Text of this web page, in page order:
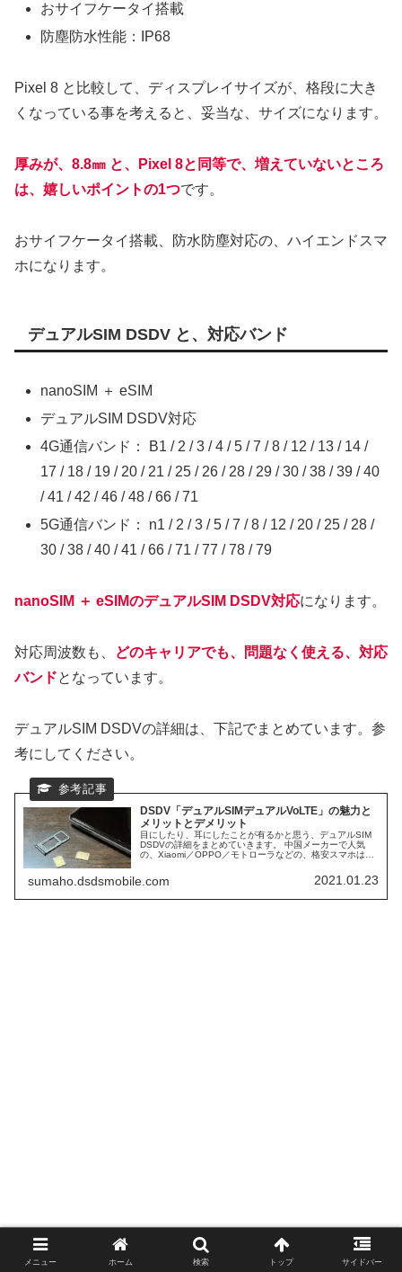
おサイフケータイ搭載
防塵防水性能：IP68
Pixel 8 と比較して、ディスプレイサイズが、格段に大き
くなっている事を考えると、妥当な、サイズになります。
厚みが、8.8㎜ と、Pixel 8と同等で、増えていないところ
は、嬉しいポイントの1つです。
おサイフケータイ搭載、防水防塵対応の、ハイエンドスマ
ホになります。
デュアルSIM DSDV と、対応バンド
nanoSIM ＋ eSIM
デュアルSIM DSDV対応
4G通信バンド： B1 / 2 / 3 / 4 / 5 / 7 / 8 / 12 / 13 / 14 /
17 / 18 / 19 / 20 / 21 / 25 / 26 / 28 / 29 / 30 / 38 / 39 / 40
/ 41 / 42 / 46 / 48 / 66 / 71
5G通信バンド： n1 / 2 / 3 / 5 / 7 / 8 / 12 / 20 / 25 / 28 /
30 / 38 / 40 / 41 / 66 / 71 / 77 / 78 / 79
nanoSIM ＋ eSIMのデュアルSIM DSDV対応になります。
対応周波数も、
どのキャリアでも、問題なく使える、対応
バンドとなっています。
デュアルSIM DSDVの詳細は、下記でまとめています。参
考にしてください。
DSDV「デュアルSIMデュアルVoLTE」の魅力と
メリットとデメリット
目にしたり、耳にしたことが有るかと思う、デュアルSIM
DSDVの詳細をまとめていきます。 中国メーカーで人気
の、Xiaomi／OPPO／モトローラなどの、格安スマホは、
ド、AQUOS／Xperiaなども、DSDVに対応スマホが多くな
っています。 そして、日本シェアNo1の、iPhoneも、デュ
sumaho.dsdsmobile.com 2021.01.23
メニュー ホーム 検索 トップ サイドバー